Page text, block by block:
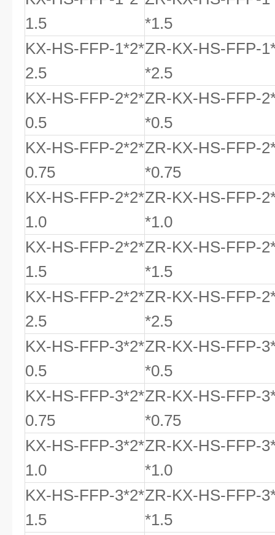
1.5
*1.5
KX-HS-FFP-1*2*
2.5
ZR-KX-HS-FFP-
*2.5
KX-HS-FFP-2*2*
0.5
ZR-KX-HS-FFP-
*0.5
KX-HS-FFP-2*2*
0.75
ZR-KX-HS-FFP-
*0.75
KX-HS-FFP-2*2*
1.0
ZR-KX-HS-FFP-
*1.0
KX-HS-FFP-2*2*
1.5
ZR-KX-HS-FFP-
*1.5
KX-HS-FFP-2*2*
2.5
ZR-KX-HS-FFP-
*2.5
KX-HS-FFP-3*2*
0.5
ZR-KX-HS-FFP-
*0.5
KX-HS-FFP-3*2*
0.75
ZR-KX-HS-FFP-
*0.75
KX-HS-FFP-3*2*
1.0
ZR-KX-HS-FFP-
*1.0
KX-HS-FFP-3*2*
1.5
ZR-KX-HS-FFP-
*1.5